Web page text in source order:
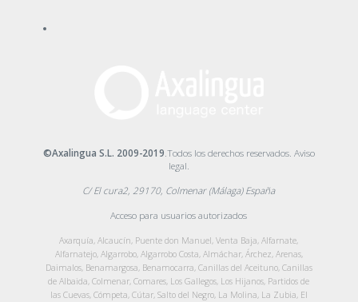
©Axalingua S.L. 2009-2019 .Todos los derechos reservados. Aviso
legal
C/ El cura2, 29170, Colmenar (Málaga) España
Acceso para usuarios autorizados
Axarquía, Alcaucín, Puente don Manuel, Venta Baja, Alfarnate,
Alfarnatejo, Algarrobo, Algarrobo Costa, Almáchar, Árchez, Arenas,
Daimalos, Benamargosa, Benamocarra, Canillas del Aceituno, Canillas
de Albaida, Colmenar, Comares, Los Gallegos, Los Hijanos, Partidos de
las Cuevas, Cómpeta, Cútar, Salto del Negro, La Molina, La Zubia, El